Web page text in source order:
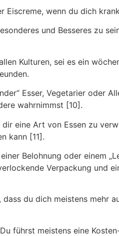
Eiscreme, wenn du dich
und Besseres zu
Kulturen, sei es ein
Esser, Vegetarier oder
wahrnimmst [10].
eine Art von Essen zu
kann [11].
Belohnung oder einem
Verpackung und
dass du dich meistens mehr
führst meistens eine